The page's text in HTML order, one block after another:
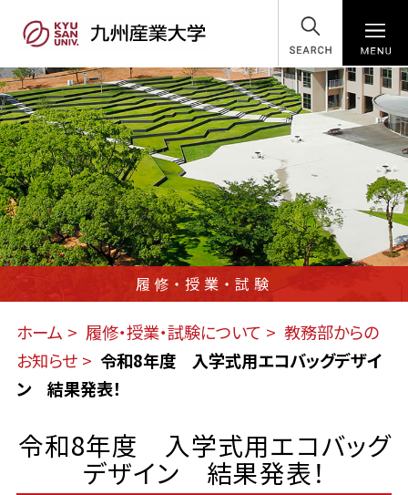
SEARCH
履修・授業・試験
ホーム 履修・授業・試験について
教務部からの
お知らせ
令和8年度 入学式用エコバッグデザイ
ン 結果発表！
令和8年度 入学式用エコバッグ
デザイン 結果発表！